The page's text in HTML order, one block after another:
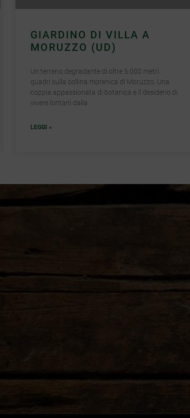
GIARDINO DI VILLA A
MORUZZO (UD)
Un terreno degradante di oltre 5.000 metri
quadri sulla collina morenica di Moruzzo. Una
coppia appassionata di botanica e il desiderio di
vivere lontani dalla
LEGGI »
STUDIO ADP
Servizi
Chi siamo